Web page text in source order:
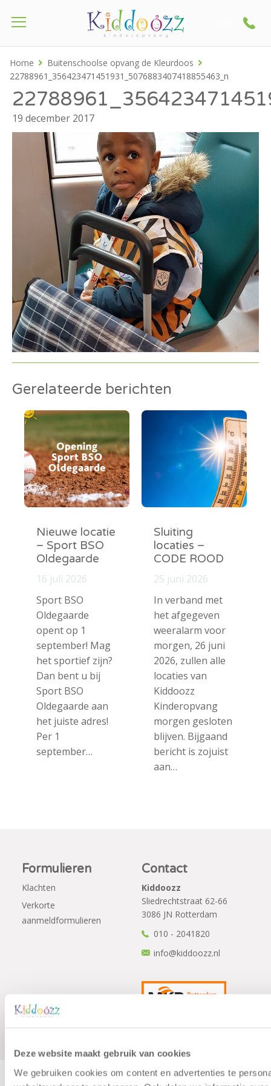
Deze website maakt gebruik van cookies
We gebruiken cookies om content en advertenties te
Home
Buitenschoolse opvang de Kleurdoos
22788961_356423471451931_5076883407418855463_n
19 december 2017
Gerelateerde berichten
Nieuwe locatie
– Sport BSO
Oldegaarde
16 juli 2026
Sport BSO
Oldegaarde
opent op 1
september! Mag
het sportief zijn?
Dan bent u bij
Sport BSO
Oldegaarde aan
het juiste adres!
Per 1
september…
Sluiting
locaties –
CODE ROOD
25 juni 2026
In verband met
het afgegeven
weeralarm voor
morgen, 26 juni
2026, zullen alle
locaties van
Kiddoozz
Kinderopvang
morgen gesloten
blijven. Bijgaand
bericht is zojuist
aan…
Formulieren
Klachten
Verkorte
aanmeldformulieren
Contact
Kiddoozz
Sliedrechtstraat 62-66
3086 JN Rotterdam
010 - 2041820
info@kiddoozz.nl